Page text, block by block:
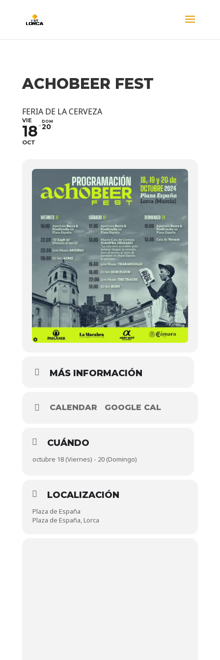
ACHOBEER FEST
FERIA DE LA CERVEZA
VIE
18
OCT
DOM
20
MÁS INFORMACIÓN
CALENDAR GOOGLE CAL
CUÁNDO
octubre 18 (Viernes) - 20 (Domingo)
LOCALIZACIÓN
Plaza de España
Plaza de España, Lorca